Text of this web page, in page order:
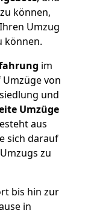
können,
Umzug
können.
im
von
und
Umzüge
aus
sich darauf
zu
bis hin zur
in